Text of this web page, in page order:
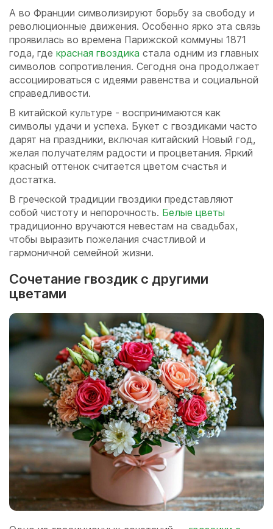
А во Франции символизируют борьбу за свободу и
революционные движения. Особенно ярко эта связь
проявилась во времена Парижской коммуны 1871
года, где красная гвоздика стала одним из главных
символов сопротивления. Сегодня она продолжает
ассоциироваться с идеями равенства и социальной
справедливости.
В китайской культуре - воспринимаются как
символы удачи и успеха. Букет с гвоздиками часто
дарят на праздники, включая китайский Новый год,
желая получателям радости и процветания. Яркий
красный оттенок считается цветом счастья и
достатка.
В греческой традиции гвоздики представляют
собой чистоту и непорочность. Белые цветы
традиционно вручаются невестам на свадьбах,
чтобы выразить пожелания счастливой и
гармоничной семейной жизни.
Сочетание гвоздик с другими
цветами